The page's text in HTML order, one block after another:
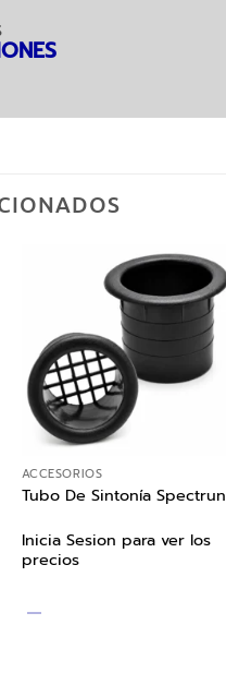
ACCESORIOS
Tubo De Sintonía Spectrun
Inicia Sesion para ver los
precios